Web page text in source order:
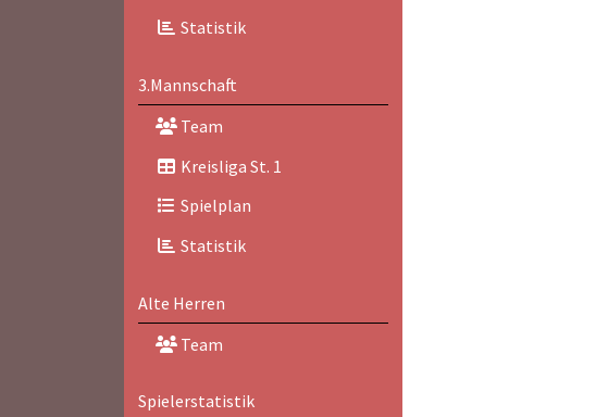
Statistik
3.Mannschaft
Team
Kreisliga St. 1
Spielplan
Statistik
Alte Herren
Team
Spielerstatistik